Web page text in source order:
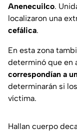
Anenecuilco.
localizaron una
cefálica.
En esta zona
determinó que en
correspondían a
determinarán si
víctima.
Hallan cuerpo